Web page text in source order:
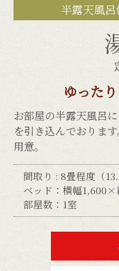
半露天風
ゆった
お部屋の半露天風呂
を引き込んでおりま
用意。
間取り : 8畳程度（
ベッド：横幅1,600×
部屋数：1室